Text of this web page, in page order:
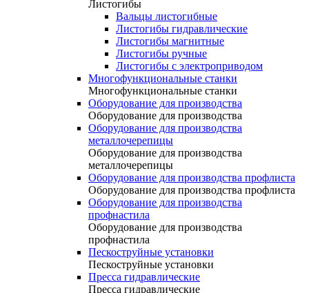
Листогибы
Вальцы листогибные
Листогибы гидравлические
Листогибы магнитные
Листогибы ручные
Листогибы с электроприводом
Многофункциональные станки
Многофункциональные станки
Оборудование для производства
Оборудование для производства
Оборудование для производства
металлочерепицы
Оборудование для производства
металлочерепицы
Оборудование для производства профлиста
Оборудование для производства профлиста
Оборудование для производства
профнастила
Оборудование для производства
профнастила
Пескоструйные установки
Пескоструйные установки
Пресса гидравлические
Пресса гидравлические